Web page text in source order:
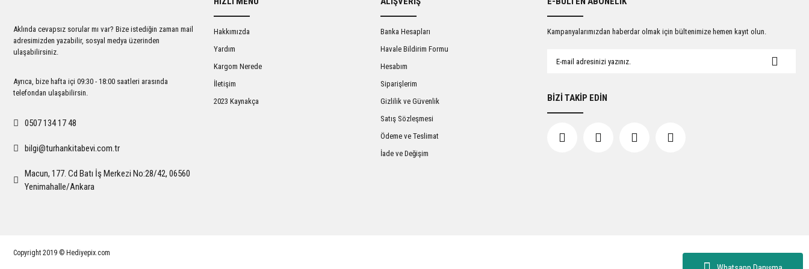
Ürün fiyatı diğer sitelerden daha pahalı.
Bu ürüne benzer farklı alternatifler olmalı.
Gönder
Aklında cevapsız sorular mı var? Bize istediğin zaman mail
adresimizden yazabilir, sosyal medya üzerinden
ulaşabilirsiniz.
Ayrıca, bize hafta içi 09:30 - 18:00 saatleri arasında
telefondan ulaşabilirsin.
0507 134 17 48
bilgi@turhankitabevi.com.tr
Macun, 177. Cd Batı İş Merkezi No:28/42, 06560
Yenimahalle/Ankara
Hakkımızda
Yardım
Kargom Nerede
İletişim
2023 Kaynakça
Banka Hesapları
Havale Bildirim Formu
Hesabım
Siparişlerim
Gizlilik ve Güvenlik
Satış Sözleşmesi
Ödeme ve Teslimat
İade ve Değişim
Kampanyalarımızdan haberdar olmak için bültenimize hemen kayıt olun.
BİZİ TAKİP EDİN
Copyright 2019 © Hediyepix.com